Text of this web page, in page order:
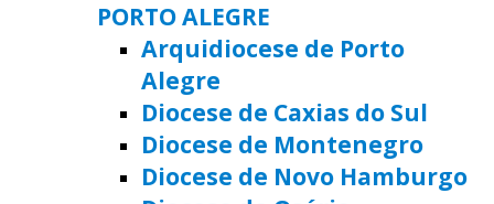
PORTO ALEGRE
Arquidiocese de Porto
Alegre
Diocese de Caxias do Sul
Diocese de Montenegro
Diocese de Novo Hamburgo